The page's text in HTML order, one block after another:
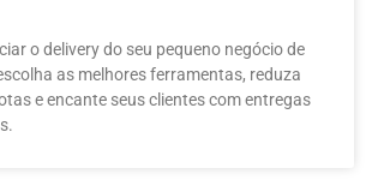
o delivery do seu pequeno negócio de
as melhores ferramentas, reduza
e encante seus clientes com entregas